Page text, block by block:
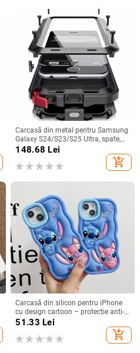
Carcasă din metal pentru Samsung
Galaxy S24/S23/S25 Ultra, spate,
prelucrată, personalizabilă, disipare
căldură, anti-cadere, anti-amprentă
148.68 Lei
add_shopping_cart
Carcasă din silicon pentru iPhone
cu design cartoon – protecție anti-
cădere, finisaj mat, compatibilă cu
(Pro/Max)
51.33 Lei
add_shopping_cart